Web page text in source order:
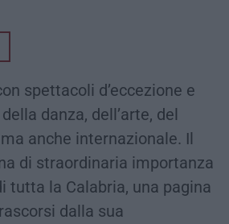
spettacoli d’eccezione e
danza, dell’arte, del
anche internazionale. Il
di straordinaria importanza
tutta la Calabria, una pagina
dalla sua